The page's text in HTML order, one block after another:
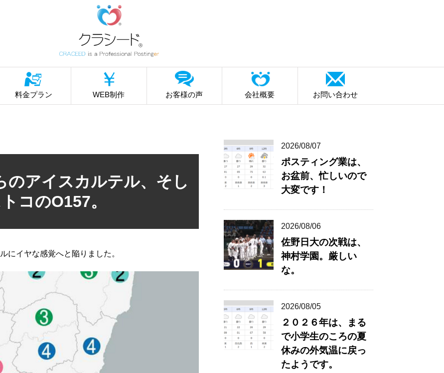
料金プラン WEB制作 お客様の声 会社概要 お問い合わせ
のアイスカルテル、そし
コのО157。
にイヤな感覚へと陥りました。
2026/08/07
ポスティング業は、
お盆前、忙しいので
大変です！
2026/08/06
佐野日大の次戦は、
神村学園。厳しい
な。
2026/08/05
２０２６年は、まる
で小学生のころの夏
休みの外気温に戻っ
たようです。